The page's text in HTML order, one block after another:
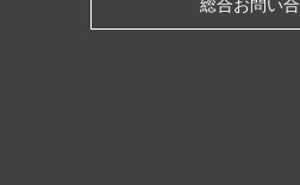
総合お問い